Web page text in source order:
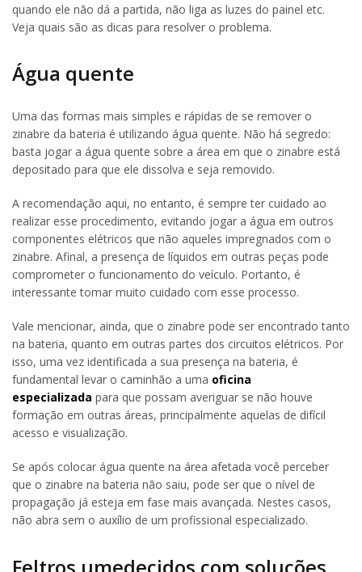
quando ele não dá a partida, não liga as luzes do painel etc.
Veja quais são as dicas para resolver o problema.
Água quente
Uma das formas mais simples e rápidas de se remover o
zinabre da bateria é utilizando água quente. Não há segredo:
basta jogar a água quente sobre a área em que o zinabre está
depositado para que ele dissolva e seja removido.
A recomendação aqui, no entanto, é sempre ter cuidado ao
realizar esse procedimento, evitando jogar a água em outros
componentes elétricos que não aqueles impregnados com o
zinabre. Afinal, a presença de líquidos em outras peças pode
comprometer o funcionamento do veículo. Portanto, é
interessante tomar muito cuidado com esse processo.
Vale mencionar, ainda, que o zinabre pode ser encontrado tanto
na bateria, quanto em outras partes dos circuitos elétricos. Por
isso, uma vez identificada a sua presença na bateria, é
fundamental levar o caminhão a uma oficina
especializada para que possam averiguar se não houve
formação em outras áreas, principalmente aquelas de difícil
acesso e visualização.
Se após colocar água quente na área afetada você perceber
que o zinabre na bateria não saiu, pode ser que o nível de
propagação já esteja em fase mais avançada. Nestes casos,
não abra sem o auxílio de um profissional especializado.